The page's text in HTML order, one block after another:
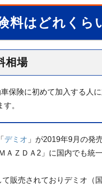
料はどれくら
相場
保険に初めて加入する人
。
デミオ 」が2019年9月の発
ＡＺＤＡ2」に国内でも統
販売されておりデミオ（